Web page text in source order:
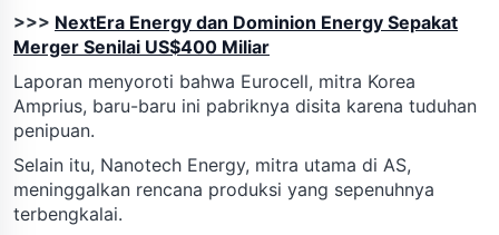
>>> NextEra Energy dan Dominion Energy Sepakat
Merger Senilai US$400 Miliar
Laporan menyoroti bahwa Eurocell, mitra Korea
Amprius, baru-baru ini pabriknya disita karena tuduhan
penipuan.
Selain itu, Nanotech Energy, mitra utama di AS,
meninggalkan rencana produksi yang sepenuhnya
terbengkalai.